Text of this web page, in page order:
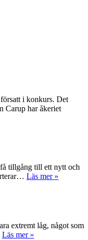
i konkurs. Det
Carup har åkeriet
tillgång till ett nytt och
Läs mer »
extremt låg, något som
Läs mer »